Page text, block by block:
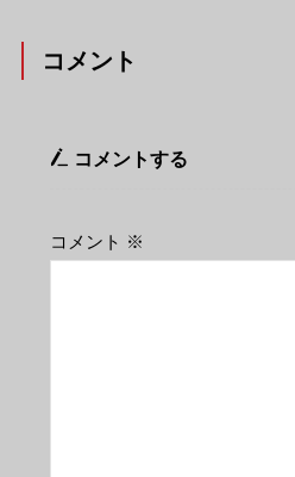
コメント
コメントする
コメント ※